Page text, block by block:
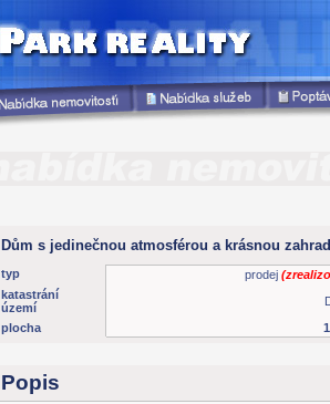
Dům s jedinečnou atmosférou a krásnou
typ prodej
katastrání
území
plocha
Popis